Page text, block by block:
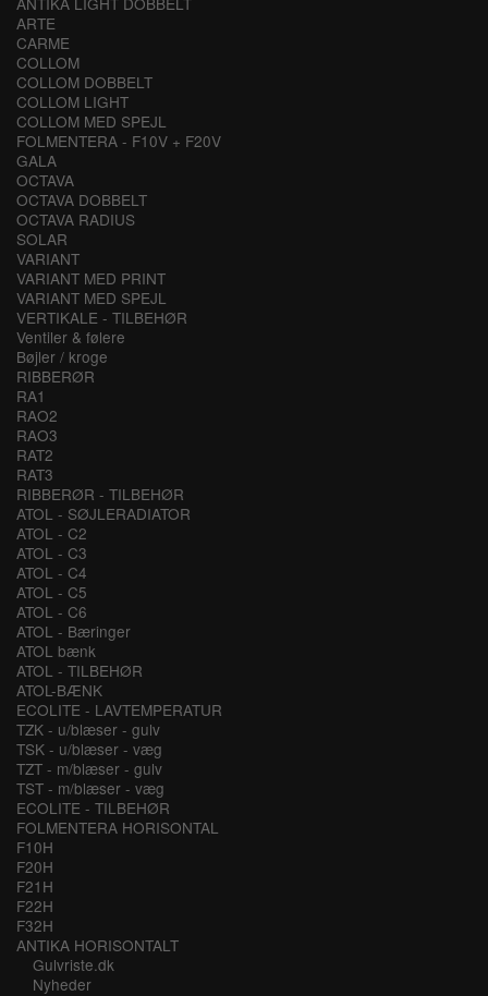
ARTE
CARME
COLLOM
COLLOM DOBBELT
COLLOM LIGHT
COLLOM MED SPEJL
FOLMENTERA - F10V + F20V
GALA
OCTAVA
OCTAVA DOBBELT
OCTAVA RADIUS
SOLAR
VARIANT
VARIANT MED PRINT
VARIANT MED SPEJL
VERTIKALE - TILBEHØR
Ventiler & følere
Bøjler / kroge
RIBBERØR
RA1
RAO2
RAO3
RAT2
RAT3
RIBBERØR - TILBEHØR
ATOL - SØJLERADIATOR
ATOL - C2
ATOL - C3
ATOL - C4
ATOL - C5
ATOL - C6
ATOL - Bæringer
ATOL bænk
ATOL - TILBEHØR
ATOL-BÆNK
ECOLITE - LAVTEMPERATUR
TZK - u/blæser - gulv
TSK - u/blæser - væg
TZT - m/blæser - gulv
TST - m/blæser - væg
ECOLITE - TILBEHØR
FOLMENTERA HORISONTAL
F10H
F20H
F21H
F22H
F32H
ANTIKA HORISONTALT
Gulvriste.dk
Nyheder